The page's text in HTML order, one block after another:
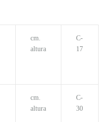
cm.
altura
C-
17
cm.
altura
C-
30